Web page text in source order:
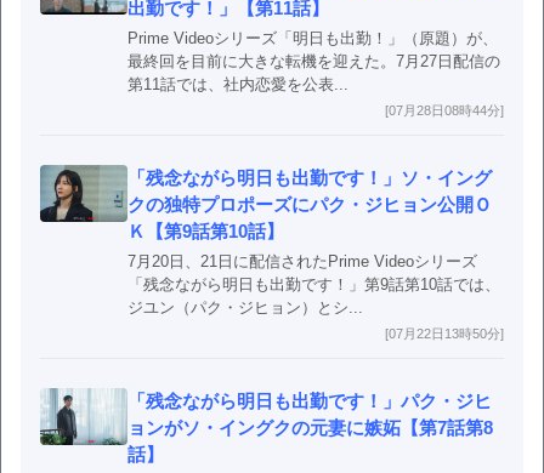
出勤です！」【第11話】
Prime Videoシリーズ「明日も出勤！」（原題）が、
最終回を目前に大きな転機を迎えた。7月27日配信の
第11話では、社内恋愛を公表...
[07月28日08時44分]
「残念ながら明日も出勤です！」ソ・イング
クの独特プロポーズにパク・ジヒョン公開Ｏ
Ｋ【第9話第10話】
7月20日、21日に配信されたPrime Videoシリーズ
「残念ながら明日も出勤です！」第9話第10話では、
ジユン（パク・ジヒョン）とシ...
[07月22日13時50分]
「残念ながら明日も出勤です！」パク・ジヒ
ョンがソ・イングクの元妻に嫉妬【第7話第8
話】